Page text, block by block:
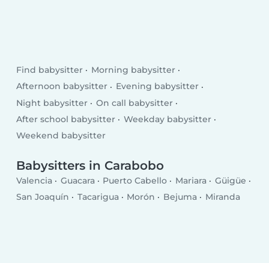
Find babysitter
Morning babysitter
Afternoon babysitter
Evening babysitter
Night babysitter
On call babysitter
After school babysitter
Weekday babysitter
Weekend babysitter
Babysitters in Carabobo
Valencia Guacara Puerto Cabello Mariara
Güigüe
San Joaquín
Tacarigua Morón Bejuma Miranda